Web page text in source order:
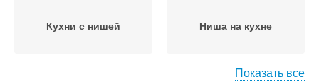
Кухни с нишей Ниша на кухне
Показать все